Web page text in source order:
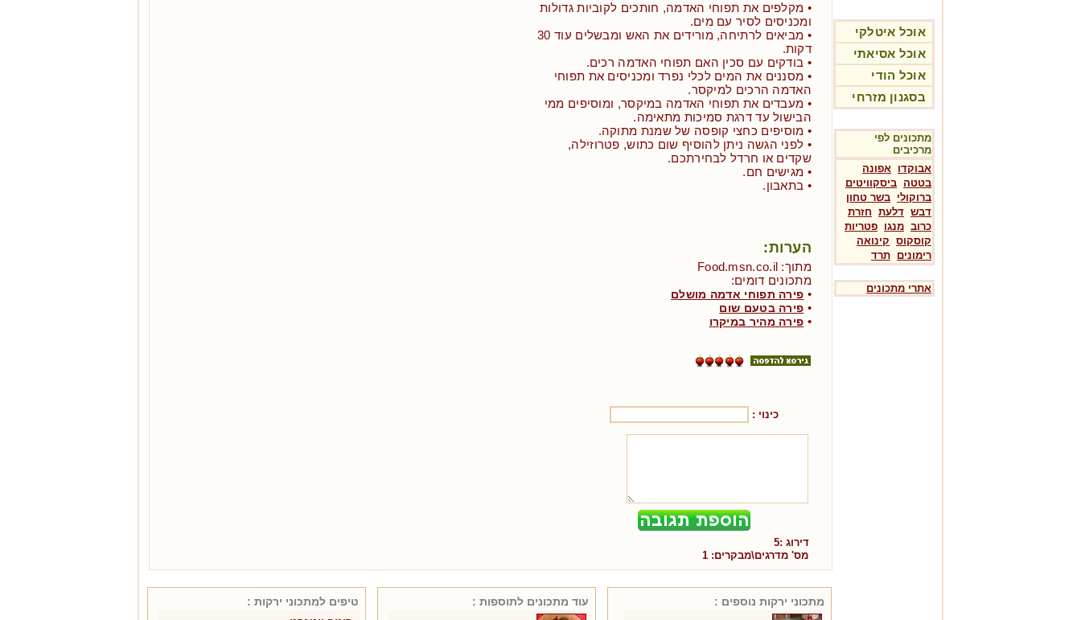
אוכל איטלקי
אוכל אסיאתי
אוכל הודי
בסגנון מזרחי
מתכונים לפי
מרכיבים
אבוקדו אפונה
בטטה ביסקוויטים
ברוקולי בשר טחון
דבש דלעת חזרת
כרוב מנגו פטריות
קוסקוס קינואה
רימונים תרד
אתרי מתכונים
• מקלפים את תפוחי האדמה, חותכים לקוביות גדולות
ומכניסים לסיר עם מים.
• מביאים לרתיחה, מורידים את האש ומבשלים עוד 30
דקות.
• בודקים עם סכין האם תפוחי האדמה רכים.
• מסננים את המים לכלי נפרד ומכניסים את תפוחי
האדמה הרכים למיקסר.
• מעבדים את תפוחי האדמה במיקסר, ומוסיפים ממי
הבישול עד דרגת סמיכות מתאימה.
• מוסיפים כחצי קופסה של שמנת מתוקה.
• לפני הגשה ניתן להוסיף שום כתוש, פטרוזילה,
שקדים או חרדל לבחירתכם.
• מגישים חם.
• בתאבון.
הערות:
מתוך: Food.msn.co.il
מתכונים דומים:
• פירה תפוחי אדמה מושלם
• פירה בטעם שום
• פירה מהיר במיקרו
כינוי :
דירוג :5
מס' מדרגים\מבקרים: 1
מתכוני ירקות נוספים : עוד מתכונים לתוספות : טיפים למתכוני ירקות :